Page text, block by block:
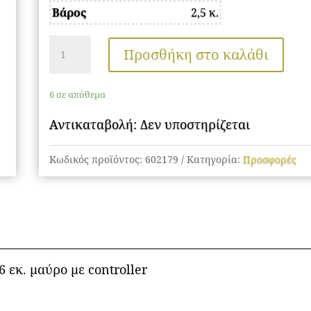
was:
158,00 €.
τιμή
είναι:
79,00 €.
Βάρος 2,5 κ.
Φωτιστικό
οροφής
63W
52Χ49Χ6
εκ.
μαύρο
με
ποσότητα
Προσθήκη στο καλάθι
6 σε απόθεμα
Αντικαταβολή: Δεν υποστηρίζεται
Κωδικός προϊόντος: 602179 Κατηγορία: Προσφορές
εκ. μαύρο με controller